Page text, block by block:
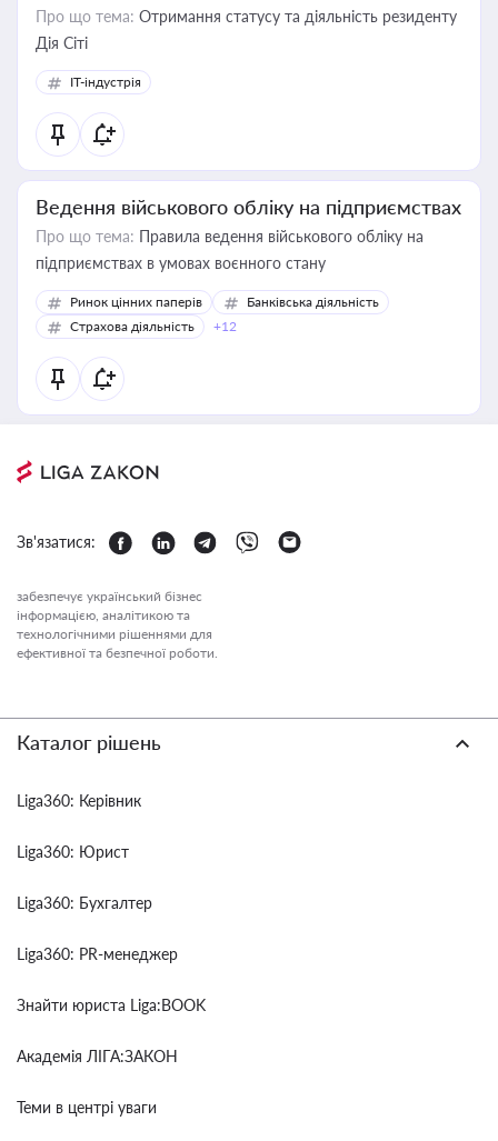
Про що тема: Отримання статусу та діяльність резиденту
Дія Сіті
IT-індустрія
Ведення військового обліку на підприємствах
Про що тема: Правила ведення військового обліку на
підприємствах в умовах воєнного стану
Ринок цінних паперів
Банківська діяльність
Страхова діяльність
+12
Зв'язатися:
забезпечує український бізнес
інформацією, аналітикою та
технологічними рішеннями для
ефективної та безпечної роботи.
Каталог рішень
Liga360: Керівник
Liga360: Юрист
Liga360: Бухгалтер
Liga360: PR-менеджер
Знайти юриста Liga:BOOK
Академія ЛІГА:ЗАКОН
Теми в центрі уваги